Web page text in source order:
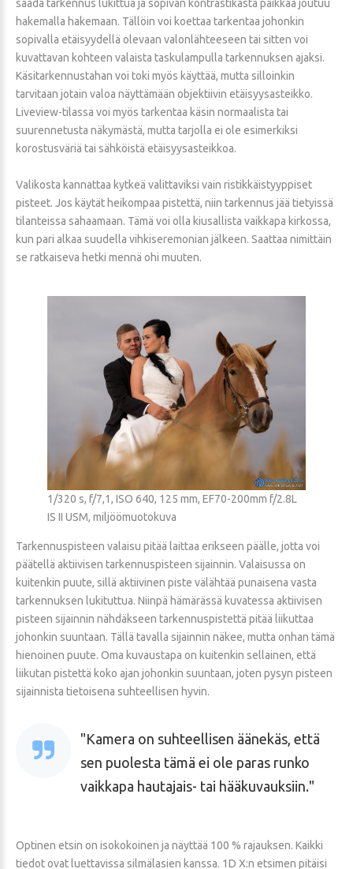
saada tarkennus lukittua ja sopivan kontrastikasta paikkaa joutuu
hakemalla hakemaan. Tällöin voi koettaa tarkentaa johonkin
sopivalla etäisyydellä olevaan valonlähteeseen tai sitten voi
kuvattavan kohteen valaista taskulampulla tarkennuksen ajaksi.
Käsitarkennustahan voi toki myös käyttää, mutta silloinkin
tarvitaan jotain valoa näyttämään objektiivin etäisyysasteikko.
Liveview-tilassa voi myös tarkentaa käsin normaalista tai
suurennetusta näkymästä, mutta tarjolla ei ole esimerkiksi
korostusväriä tai sähköistä etäisyysasteikkoa.
Valikosta kannattaa kytkeä valittaviksi vain ristikkäistyyppiset
pisteet. Jos käytät heikompaa pistettä, niin tarkennus jää tietyissä
tilanteissa sahaamaan. Tämä voi olla kiusallista vaikkapa kirkossa,
kun pari alkaa suudella vihkiseremonian jälkeen. Saattaa nimittäin
se ratkaiseva hetki mennä ohi muuten.
1/320 s, f/7,1, ISO 640, 125 mm, EF70-200mm f/2.8L
IS II USM, miljöömuotokuva
Tarkennuspisteen valaisu pitää laittaa erikseen päälle, jotta voi
päätellä aktiivisen tarkennuspisteen sijainnin. Valaisussa on
kuitenkin puute, sillä aktiivinen piste välähtää punaisena vasta
tarkennuksen lukituttua. Niinpä hämärässä kuvatessa aktiivisen
pisteen sijainnin nähdäkseen tarkennuspistettä pitää liikuttaa
johonkin suuntaan. Tällä tavalla sijainnin näkee, mutta onhan tämä
hienoinen puute. Oma kuvaustapa on kuitenkin sellainen, että
liikutan pistettä koko ajan johonkin suuntaan, joten pysyn pisteen
sijainnista tietoisena suhteellisen hyvin.
Kamera on suhteellisen äänekäs, että
sen puolesta tämä ei ole paras runko
vaikkapa hautajais- tai hääkuvauksiin.
Optinen etsin on isokokoinen ja näyttää 100 % rajauksen. Kaikki
tiedot ovat luettavissa silmälasien kanssa. 1D X:n etsimen pitäisi